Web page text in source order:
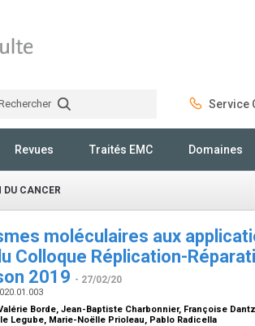
Service
Revues Traités EMC Domaines
DU CANCER
moléculaires aux
Colloque Réplication-
2019 - 27/02/20
Borde, Jean-Baptiste Charbonnier, Françoise
Legube, Marie-Noëlle Prioleau, Pablo Radicella